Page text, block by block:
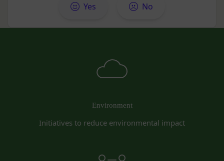
Yes No
Environment
Initiatives to reduce environmental impact
し、無償、地域無限定、非独占的、サブライセンス
会員は、提供物について、自らが使用等についての
適法な権利を有していることおよび提供物が第三者
会員は、当社および当社から提供物の権利を承継し
または使用許諾を受けた第三者に対して、著作者人
第11条（通知・連絡）